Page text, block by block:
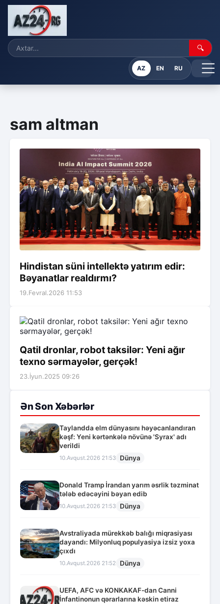
🔍
AZ EN RU
sam altman
Hindistan süni intellektə yatırım edir:
Bəyanatlar realdırmı?
19.Fevral.2026 11:53
Qatil dronlar, robot taksilər: Yeni ağır
texno sərmayələr, gerçək!
23.İyun.2025 09:26
Ən Son Xəbərlər
Taylandda elm dünyasını həyəcanlandıran
kəşf: Yeni kərtənkələ növünə 'Syrax' adı
verildi
10.Avqust.2026 21:53 Dünya
Donald Tramp İrandan yarım əsrlik təzminat
tələb edəcəyini bəyan edib
10.Avqust.2026 21:53 Dünya
Avstraliyada mürekkəb balığı miqrasiyası
dayandı: Milyonluq populyasiya izsiz yoxa
çıxdı
10.Avqust.2026 21:52 Dünya
UEFA, AFC və KONKAKAF-dan Canni
İnfantinonun qərarlarına kəskin etiraz